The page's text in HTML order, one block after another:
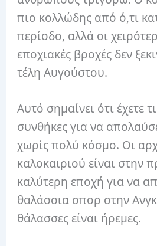
πιο κολλώδης από ό,τι
περίοδο, αλλά οι
εποχιακές βροχές δεν
τέλη Αυγούστου.
Αυτό σημαίνει ότι έχετε
συνθήκες για να
χωρίς πολύ κόσμο. Οι
καλοκαιριού είναι στην
καλύτερη εποχή για να
θαλάσσια σπορ στην
θάλασσες είναι ήρεμες.